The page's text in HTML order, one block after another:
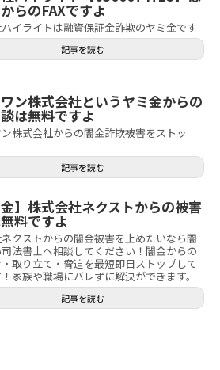
らのFAXですよ
イライトは融資保証金詐欺のヤミ金です
記事を読む
ン株式会社というヤミ金からの
は無料ですよ
株式会社からの闇金詐欺被害をストッ
記事を読む
金】株式会社ネクストからの被害
料ですよ
クストからの闇金被害を止めたいなら闇
法書士へ相談してください！闇金からの
取り立て・脅迫を最短即日ストップして
家族や職場にバレずに解決ができます。
記事を読む